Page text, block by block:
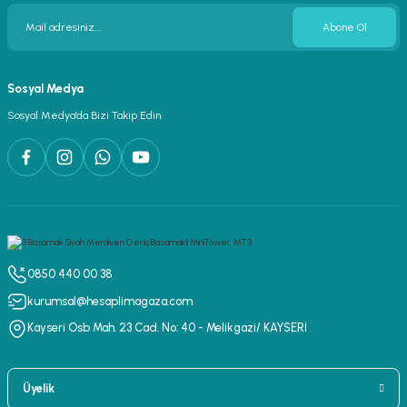
Abone Ol
Sosyal Medya
Sosyal Medya’da Bizi Takip Edin.
0850 440 00 38
kurumsal@hesaplimagaza.com
Kayseri Osb Mah. 23 Cad. No: 40 - Melikgazi/ KAYSERİ
Üyelik